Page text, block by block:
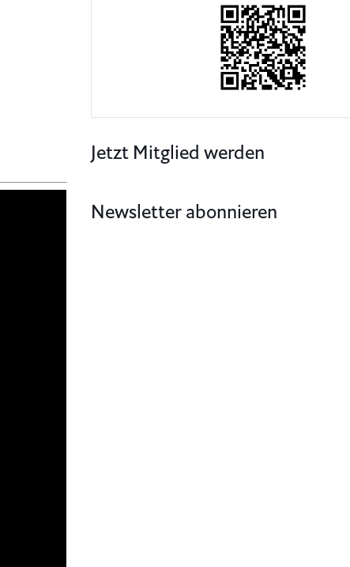
Jetzt Mitglied werden
Newsletter abonnieren